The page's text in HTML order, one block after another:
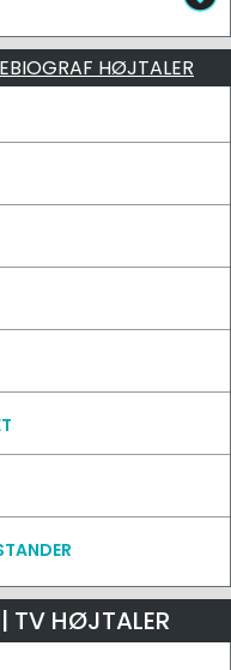
HØJTALER
TV HØJTALER